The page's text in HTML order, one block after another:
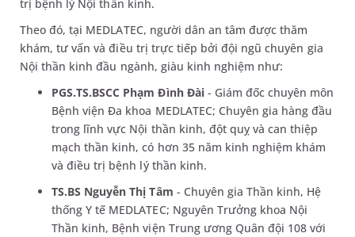
trị bệnh lý Nội thần kinh.
Theo đó, tại MEDLATEC, người dân an tâm được thăm
khám, tư vấn và điều trị trực tiếp bởi đội ngũ chuyên gia
Nội thần kinh đầu ngành, giàu kinh nghiệm như:
PGS.TS.BSCC Phạm Đình Đài- Giám đốc chuyên môn
Bệnh viện Đa khoa MEDLATEC; Chuyên gia hàng đầu
trong lĩnh vực Nội thần kinh, đột quỵ và can thiệp
mạch thần kinh, có hơn 35 năm kinh nghiệm khám
và điều trị bệnh lý thần kinh.
TS.BS Nguyễn Thị Tâm - Chuyên gia Thần kinh, Hệ
thống Y tế MEDLATEC; Nguyên Trưởng khoa Nội
Thần kinh, Bệnh viện Trung ương Quân đội 108 với